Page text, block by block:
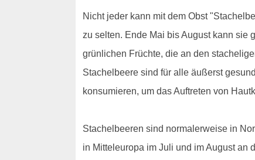
Nicht jeder kann mit dem Obst
zu selten. Ende Mai bis August kann sie
grünlichen Früchte, die an den
Stachelbeere sind für alle äußerst
konsumieren, um das Auftreten von
Stachelbeeren sind normalerweise in
in Mitteleuropa im Juli und im August an